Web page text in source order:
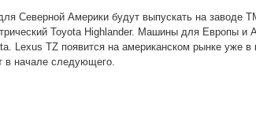
Северной Америки будут выпускать на заводе
Toyota Highlander. Машины для Европы и
Lexus TZ появится на американском рынке уже в
в начале следующего.